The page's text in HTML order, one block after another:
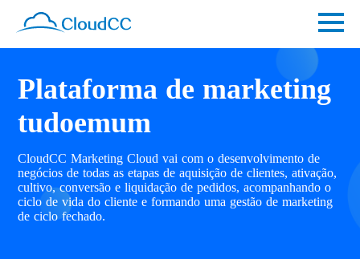
Plataforma de marketing
tudoemum
CloudCC Marketing Cloud vai com o desenvolvimento de
negócios de todas as etapas de aquisição de clientes, ativação,
cultivo, conversão e liquidação de pedidos, acompanhando o
ciclo de vida do cliente e formando uma gestão de marketing
de ciclo fechado.